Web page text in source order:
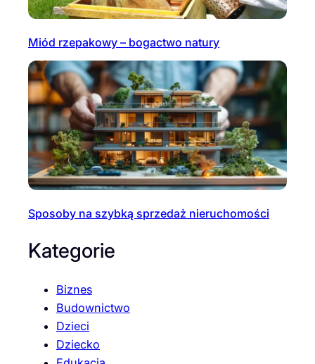
Miód rzepakowy – bogactwo natury
Sposoby na szybką sprzedaż nieruchomości
Kategorie
Biznes
Budownictwo
Dzieci
Dziecko